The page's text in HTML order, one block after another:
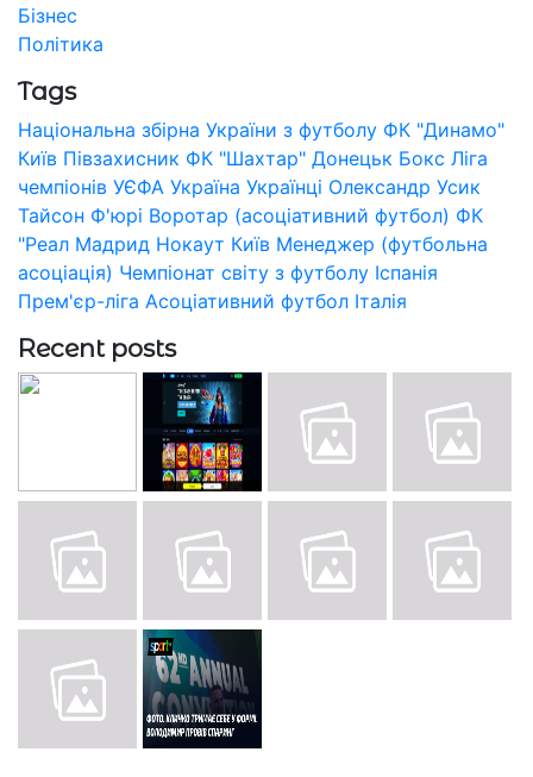
Бізнес
Політика
Tags
Національна збірна України з футболу ФК "Динамо"
Київ Півзахисник ФК "Шахтар" Донецьк Бокс Ліга
чемпіонів УЄФА Україна Українці Олександр Усик
Тайсон Ф'юрі Воротар (асоціативний футбол) ФК
"Реал Мадрид Нокаут Київ Менеджер (футбольна
асоціація) Чемпіонат світу з футболу Іспанія
Прем'єр-ліга Асоціативний футбол Італія
Recent posts